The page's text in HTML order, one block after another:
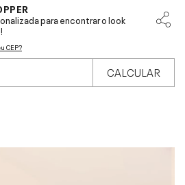
para encontrar o look
CEP?
CALCULAR